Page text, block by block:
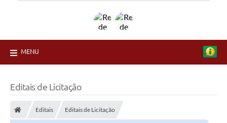
MENU
Editais de Licitação
Editais Editais de Licitação